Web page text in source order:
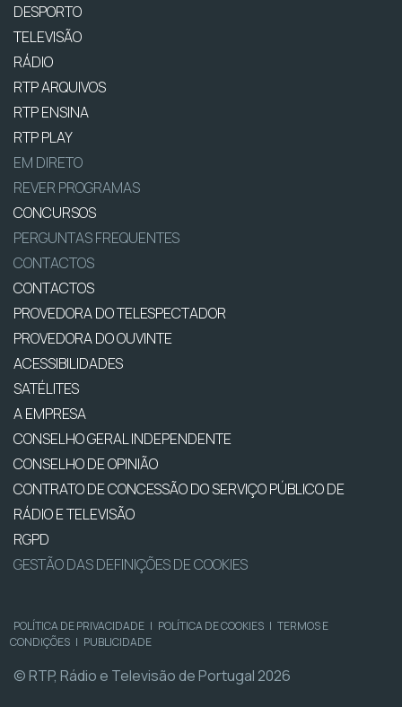
DESPORTO
TELEVISÃO
RÁDIO
RTP ARQUIVOS
RTP ENSINA
RTP PLAY
EM DIRETO
REVER PROGRAMAS
CONCURSOS
PERGUNTAS FREQUENTES
CONTACTOS
CONTACTOS
PROVEDORA DO TELESPECTADOR
PROVEDORA DO OUVINTE
ACESSIBILIDADES
SATÉLITES
A EMPRESA
CONSELHO GERAL INDEPENDENTE
CONSELHO DE OPINIÃO
CONTRATO DE CONCESSÃO DO SERVIÇO PÚBLICO DE
RÁDIO E TELEVISÃO
RGPD
GESTÃO DAS DEFINIÇÕES DE COOKIES
POLÍTICA DE PRIVACIDADE | POLÍTICA DE COOKIES | TERMOS E
CONDIÇÕES | PUBLICIDADE
© RTP, Rádio e Televisão de Portugal 2026